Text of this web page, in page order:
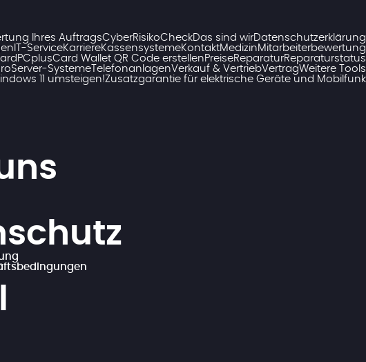
Ihres AuftragsCyberRisikoCheckDas sind wirDatenschutzerklärung
IT-ServiceKarriereKassensystemeKontaktMedizin Mitarbeiterbewertung
PCplusCard Wallet QR Code erstellen PreiseReparaturReparaturstatus
Server-Systeme TelefonanlagenVerkauf & VertriebVertragWeitere Tools
11 umsteigen!Zusatzgarantie für elektrische Geräte und Mobilfunk